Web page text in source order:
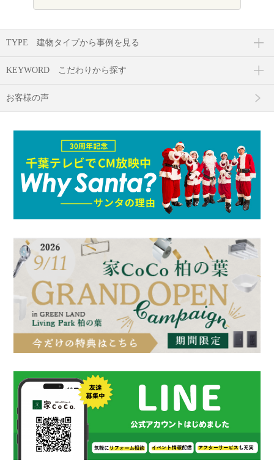
TYPE 建物タイプから事例を見る
KEYWORD こだわりから探す
お客様の声